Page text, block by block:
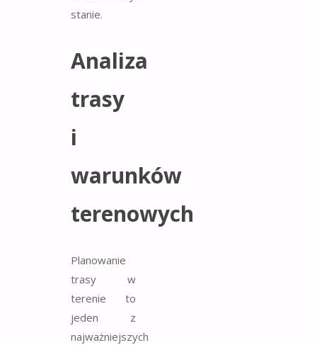
stanie.
Analiza
trasy
i
warunków
terenowych
Planowanie
trasy w
terenie to
jeden z
najważniejszych